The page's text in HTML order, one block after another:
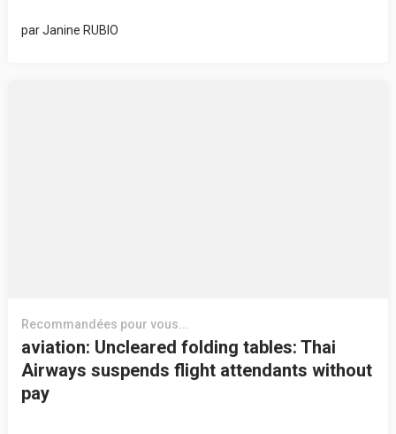
parJanine RUBIO
Recommandées pour vous...
aviation: Uncleared folding tables: Thai
Airways suspends flight attendants without
pay